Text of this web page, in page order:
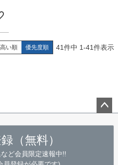
い順 優先度順 41件中 1-41件表示
（無料）
ど会員限定速報中!!